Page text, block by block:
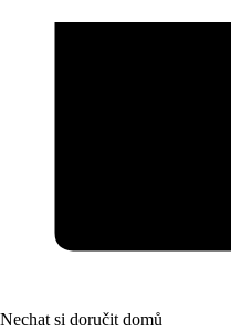
Nechat si doručit domů